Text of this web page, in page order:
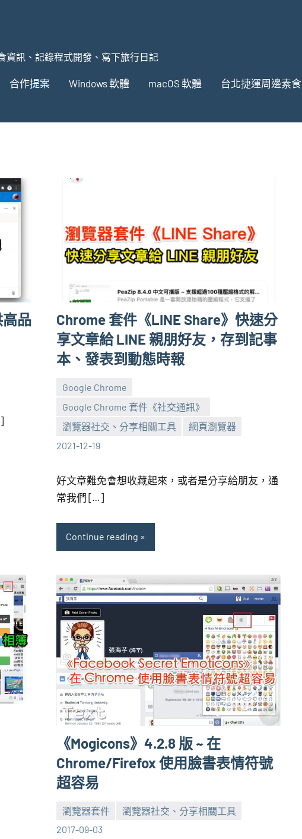
資訊、記錄程式開發、寫下旅行日記
合作提案 Windows 軟體 macOS 軟體 台北捷運周邊素食
品
Chrome 套件《LINE Share》快速分
享文章給 LINE 親朋好友，存到記事
本、發表到動態時報
Google Chrome
Google Chrome 套件《社交通訊》
瀏覽器社交、分享相關工具
網頁瀏覽器
2021-12-19
張
海
No
comments
好文章難免會想收藏起來，或者是分享給朋友，通
常我們 […]
Continue reading
《Mogicons》4.2.8 版 ~ 在
Chrome/Firefox 使用臉書表情符號
超容易
瀏覽器套件
瀏覽器社交、分享相關工具
2017-09-03
張
No